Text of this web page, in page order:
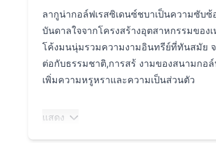
ลากูน่ากอล์ฟเรสซิเดนซ์ชบาเป็นความซับ
บันดาลใจจากโครงสร้างอุตสาหกรรมขอ
โค้งมนนุ่มรวมความงามอินทรีย์ที่ทันสมัย
ต่อกับธรรมชาติ,การสร้ งามของสนามกอ
เพิ่มความหรูหราและความเป็นส่วนตัว
สถานที่
แสดง